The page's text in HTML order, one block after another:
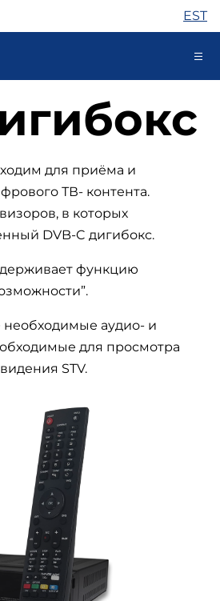
EST
для приёма и
ТВ- контента.
в которых
DVB-C дигибокс.
функцию
аудио- и
для просмотра
STV.